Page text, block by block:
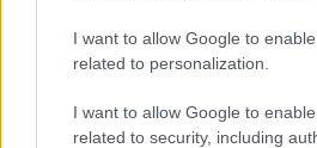
I want to allow Google to
related to personalization.
I want to allow Google to
related to security, including
Kot rečeno bo i4 'nosil' odprto